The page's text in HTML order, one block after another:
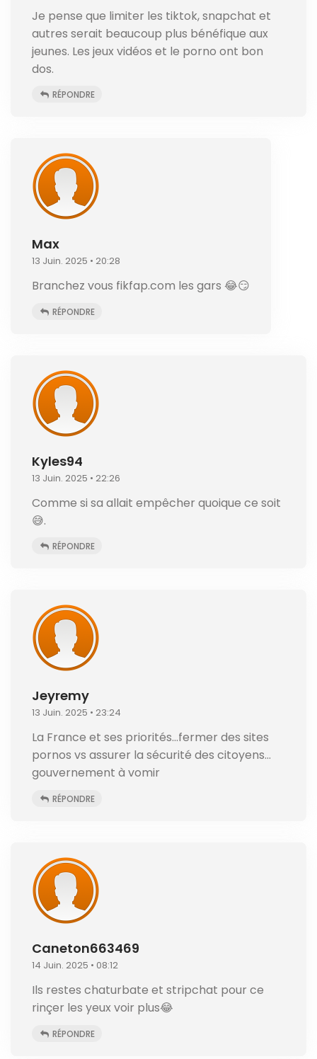
Je pense que limiter les tiktok, snapchat et
autres serait beaucoup plus bénéfique aux
jeunes. Les jeux vidéos et le porno ont bon
dos.
RÉPONDRE
Max
13 Juin. 2025 • 20:28
Branchez vous fikfap.com les gars 😂😏
RÉPONDRE
Kyles94
13 Juin. 2025 • 22:26
Comme si sa allait empêcher quoique ce soit
😅.
RÉPONDRE
Jeyremy
13 Juin. 2025 • 23:24
La France et ses priorités…fermer des sites
pornos vs assurer la sécurité des citoyens…
gouvernement à vomir
RÉPONDRE
Caneton663469
14 Juin. 2025 • 08:12
Ils restes chaturbate et stripchat pour ce
rinçer les yeux voir plus😂
RÉPONDRE